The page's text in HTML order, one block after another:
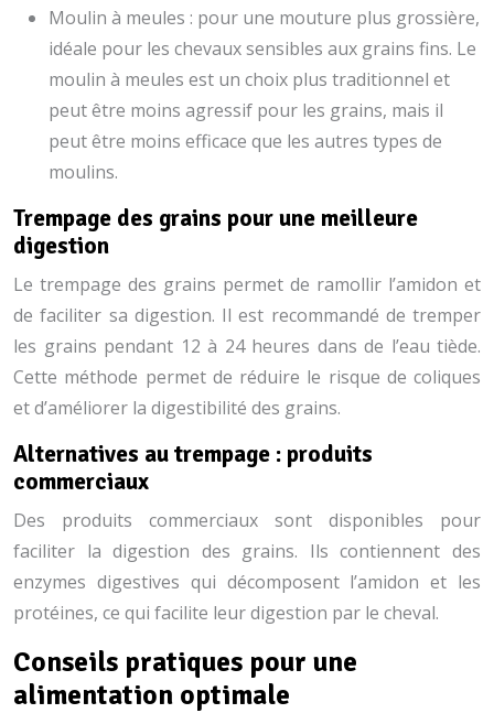
Moulin à meules : pour une mouture plus grossière,
idéale pour les chevaux sensibles aux grains fins. Le
moulin à meules est un choix plus traditionnel et
peut être moins agressif pour les grains, mais il
peut être moins efficace que les autres types de
moulins.
Trempage des grains pour une meilleure
digestion
Le trempage des grains permet de ramollir l’amidon et
de faciliter sa digestion. Il est recommandé de tremper
les grains pendant 12 à 24 heures dans de l’eau tiède.
Cette méthode permet de réduire le risque de coliques
et d’améliorer la digestibilité des grains.
Alternatives au trempage : produits
commerciaux
Des produits commerciaux sont disponibles pour
faciliter la digestion des grains. Ils contiennent des
enzymes digestives qui décomposent l’amidon et les
protéines, ce qui facilite leur digestion par le cheval.
Conseils pratiques pour une
alimentation optimale